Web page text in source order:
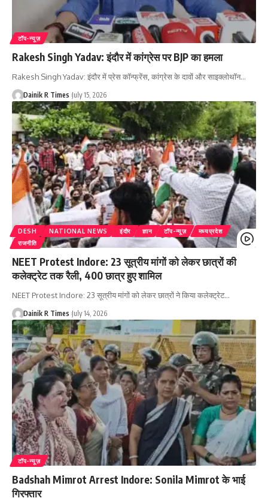
टॉप-न्यूज़
Rakesh Singh Yadav: इंदौर में कांग्रेस पर BJP का हमला
Rakesh Singh Yadav: इंदौर में प्रेस कॉन्फ्रेंस, कांग्रेस के दावों और साइक्लोथॉन…
Dainik R Times July 15, 2026
DESH NATIONAL NEWS इंदौर ज्ञान टॉप-न्यूज़
मध्यप्रदेश
राजनीति
NEET Protest Indore: 23 सूत्रीय मांगों को लेकर छात्रों की
कलेक्ट्रेट तक रैली, 400 छात्र हुए शामिल
NEET Protest Indore: 23 सूत्रीय मांगों को लेकर छात्रों ने किया कलेक्ट्रेट…
Dainik R Times July 14, 2026
टॉप-न्यूज़
Badshah Mimrot Arrest Indore: Sonila Mimrot के भाई
गिरफ्तार